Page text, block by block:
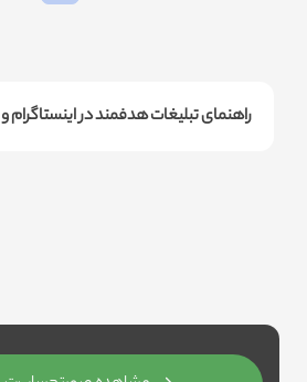
راهنمای تبلیغات هدفمند در اینستاگرام و